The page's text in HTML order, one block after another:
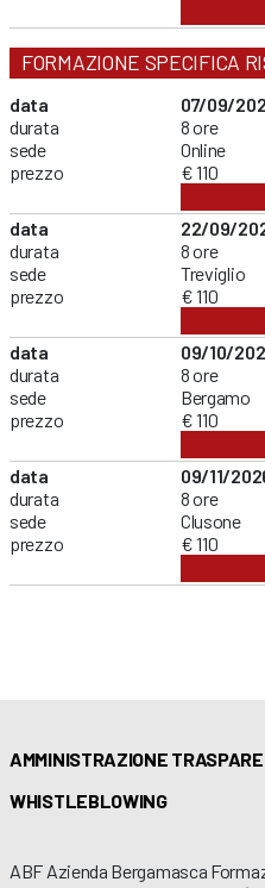
FORMAZIONE SPECIFICA
data
durata
sede
prezzo
07/09/
8 ore
Online
€ 110
data
durata
sede
prezzo
22/09/
8 ore
Treviglio
€ 110
data
durata
sede
prezzo
09/10/
8 ore
Bergamo
€ 110
data
durata
sede
prezzo
09/11/
8 ore
Clusone
€ 110
AMMINISTRAZIONE
WHISTLEBLOWING
ABF Azienda Bergamasca